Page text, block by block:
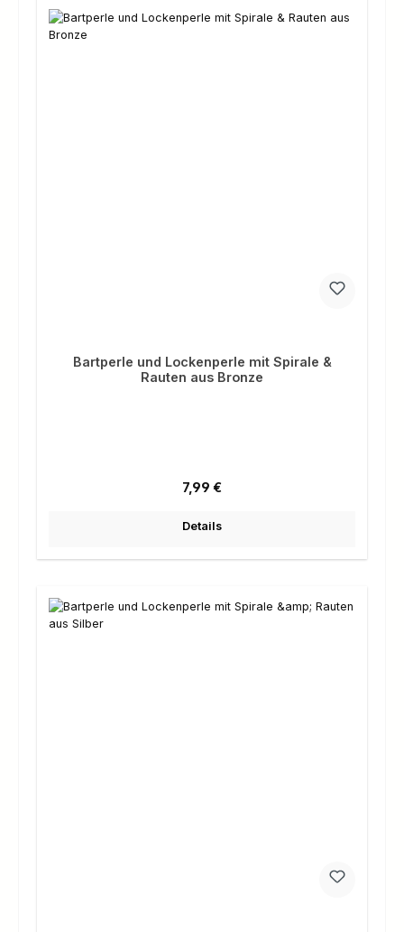
Bartperle und Lockenperle mit Spirale &
Rauten aus Bronze
Regulärer Preis:
7,99 €
Details